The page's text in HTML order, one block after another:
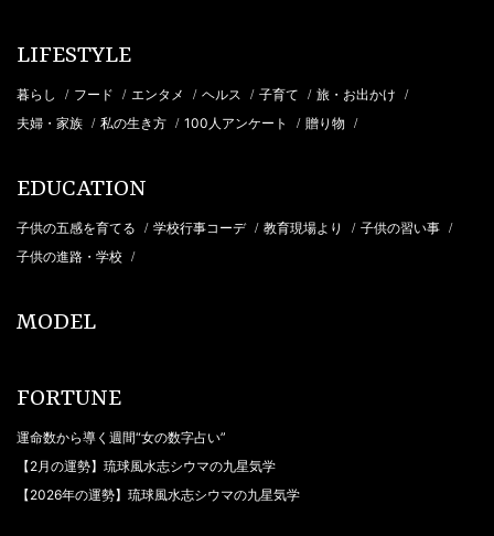
LIFESTYLE
暮らし / フード / エンタメ / ヘルス / 子育て / 旅・お出かけ /
夫婦・家族 / 私の生き方 / 100人アンケート / 贈り物 /
EDUCATION
子供の五感を育てる / 学校行事コーデ / 教育現場より / 子供の習い事 /
子供の進路・学校 /
MODEL
FORTUNE
運命数から導く週間“女の数字占い”
【2月の運勢】琉球風水志シウマの九星気学
【2026年の運勢】琉球風水志シウマの九星気学